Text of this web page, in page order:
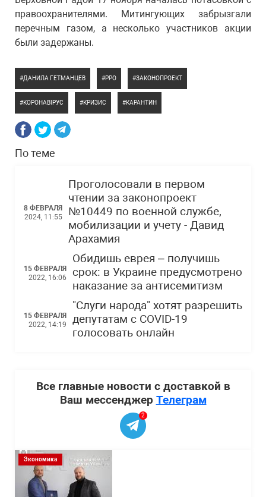
правоохранителями. Митингующих забрызгали
перечным газом, а несколько участников акции
были задержаны.
ДАНИЛА ГЕТМАНЦЕВ РРО ЗАКОНОПРОЕКТ
КОРОНАВІРУС КРИЗИС КАРАНТИН
По теме
8 ФЕВРАЛЯ
2024, 11:55
Проголосовали в первом
чтении за законопроект
№10449 по военной службе,
мобилизации и учету - Давид
Арахамия
15 ФЕВРАЛЯ
2022, 16:06
Обидишь еврея – получишь
срок: в Украине предусмотрено
наказание за антисемитизм
15 ФЕВРАЛЯ
2022, 14:19
"Слуги народа" хотят разрешить
депутатам с COVID-19
голосовать онлайн
Все главные новости с доставкой в
Ваш мессенджер Телеграм
2
Экономика